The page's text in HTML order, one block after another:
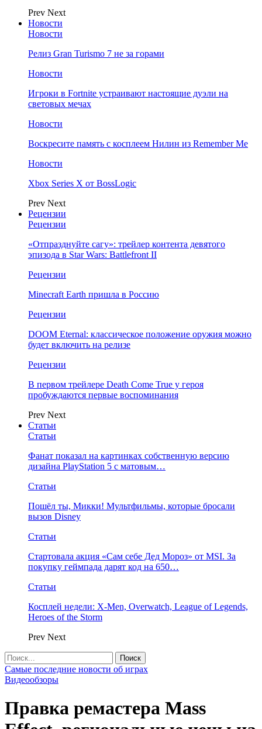
Prev Next
Новости
Новости
Релиз Gran Turismo 7 не за горами
Новости
Игроки в Fortnite устраивают настоящие дуэли на
световых мечах
Новости
Воскресите память с косплеем Нилин из Remember Me
Новости
Xbox Series X от BossLogic
Prev Next
Рецензии
Рецензии
«Отпразднуйте сагу»: трейлер контента девятого
эпизода в Star Wars: Battlefront II
Рецензии
Minecraft Earth пришла в Россию
Рецензии
DOOM Eternal: классическое положение оружия можно
будет включить на релизе
Рецензии
В первом трейлере Death Come True у героя
пробуждаются первые воспоминания
Prev Next
Статьи
Статьи
Фанат показал на картинках собственную версию
дизайна PlayStation 5 с матовым…
Статьи
Пошёл ты, Микки! Мультфильмы, которые бросали
вызов Disney
Статьи
Стартовала акция «Сам себе Дед Мороз» от MSI. За
покупку геймпада дарят код на 650…
Статьи
Косплей недели: X-Men, Overwatch, League of Legends,
Heroes of the Storm
Prev Next
Самые последние новости об играх
Видеообзоры
Правка ремастера Mass